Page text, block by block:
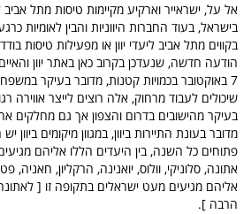
אל על, ישראייר וארקיע מקיימות טיסות מתל
בישראל, בעוד החברות היווניות והבין לאומיות
בקווים מתל אביב ליעדי יוון או מפעילות טיסות
הודעה חדשה, שנעדכן בקרוב כאן באתר יוון
7 באוקטובר בכמויות קטנות, מדובר בעיקר
שיכולים לעבוד מרחוק, אלה רוצים לייצר אווירה
בעיקר מהישובים בדרום והצפון אך גם מחלקים
מדובר בעונת התיירות ביוון, במגוון מיקומים
פתוחים כל השנה, בין היעדים הללו אליהם
אתונה, סלוניקי, וולוס, יואנינה, הרקליון, חאניה,
אליהם מגיעים מעט ישראלים בתקופה זו [
הרבה ].